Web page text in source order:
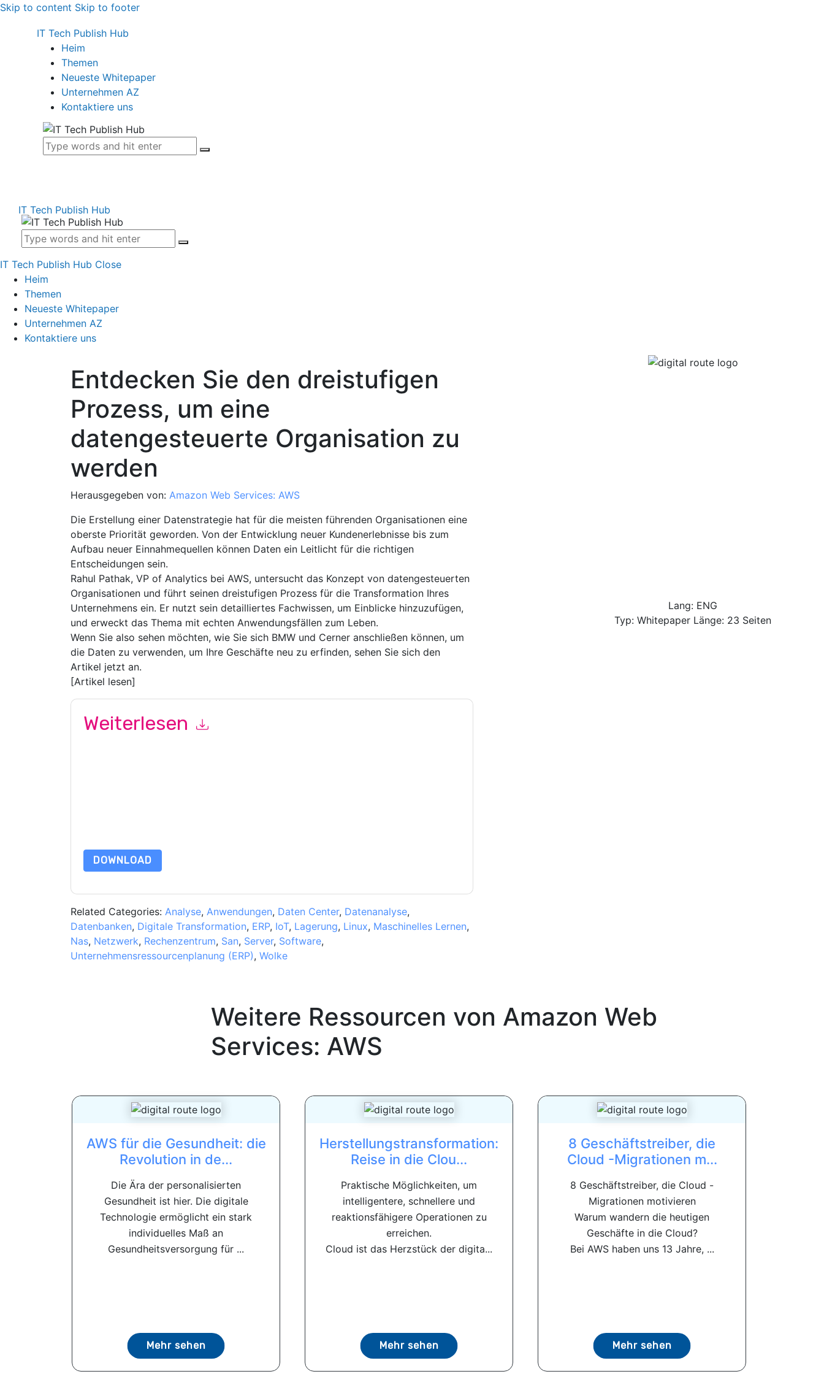
Skip to content Skip to footer
IT Tech Publish Hub
Heim
Themen
Neueste Whitepaper
Unternehmen AZ
Kontaktiere uns
IT Tech Publish Hub
IT Tech Publish Hub Close
Heim
Themen
Neueste Whitepaper
Unternehmen AZ
Kontaktiere uns
Entdecken Sie den dreistufigen
Prozess, um eine
datengesteuerte Organisation zu
werden
Herausgegeben von: Amazon Web Services: AWS
Die Erstellung einer Datenstrategie hat für die meisten führenden Organisationen eine
oberste Priorität geworden. Von der Entwicklung neuer Kundenerlebnisse bis zum
Aufbau neuer Einnahmequellen können Daten ein Leitlicht für die richtigen
Entscheidungen sein.
Rahul Pathak, VP of Analytics bei AWS, untersucht das Konzept von datengesteuerten
Organisationen und führt seinen dreistufigen Prozess für die Transformation Ihres
Unternehmens ein. Er nutzt sein detailliertes Fachwissen, um Einblicke hinzuzufügen,
und erweckt das Thema mit echten Anwendungsfällen zum Leben.
Wenn Sie also sehen möchten, wie Sie sich BMW und Cerner anschließen können, um
die Daten zu verwenden, um Ihre Geschäfte neu zu erfinden, sehen Sie sich den
Artikel jetzt an.
[Artikel lesen]
Weiterlesen
DOWNLOAD
Related Categories: Analyse, Anwendungen, Daten Center, Datenanalyse,
Datenbanken, Digitale Transformation, ERP, IoT, Lagerung, Linux, Maschinelles Lernen,
Nas, Netzwerk, Rechenzentrum, San, Server, Software,
Unternehmensressourcenplanung (ERP), Wolke
Lang: ENG
Typ: Whitepaper Länge: 23 Seiten
Weitere Ressourcen von Amazon Web
Services: AWS
AWS für die Gesundheit: die
Revolution in de...
Die Ära der personalisierten
Gesundheit ist hier. Die digitale
Technologie ermöglicht ein stark
individuelles Maß an
Gesundheitsversorgung für ...
Mehr sehen
Herstellungstransformation:
Reise in die Clou...
Praktische Möglichkeiten, um
intelligentere, schnellere und
reaktionsfähigere Operationen zu
erreichen.
Cloud ist das Herzstück der digita...
Mehr sehen
8 Geschäftstreiber, die
Cloud -Migrationen m...
8 Geschäftstreiber, die Cloud -
Migrationen motivieren
Warum wandern die heutigen
Geschäfte in die Cloud?
Bei AWS haben uns 13 Jahre, ...
Mehr sehen